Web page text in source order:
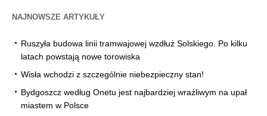
NAJNOWSZE ARTYKUŁY
Ruszyła budowa linii tramwajowej wzdłuż Solskiego. Po kilku
latach powstają nowe torowiska
Wisła wchodzi z szczególnie niebezpieczny stan!
Bydgoszcz według Onetu jest najbardziej wrażliwym na upał
miastem w Polsce